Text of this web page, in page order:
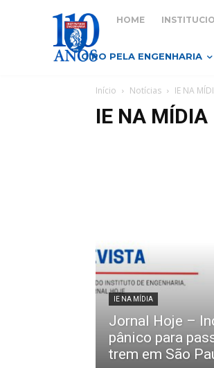
HOME
GIRO PELA ENGENHARIA
Início Notícias IE NA
IE NA MÍDIA
IE NA MÍDIA
Jornal Hoje –
pânico para
trem em São